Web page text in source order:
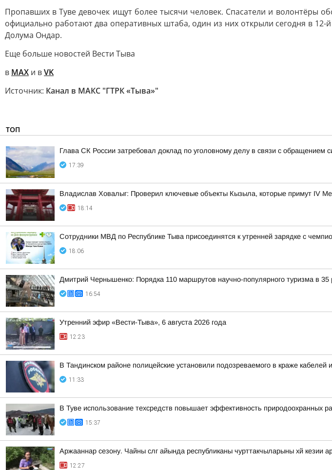
Пропавших в Туве девочек ищут более тысячи человек. Спасатели и волонтёры
официально работают два оперативных штаба, один из них открыли сегодня в
Долума Ондар.
Еще больше новостей Вести Тыва
в MAX и вVK
Источник: Канал в МАКС "ГТРК «Тыва»"
ТОП
Глава СК России затребовал доклад по уголовному делу в связи с обращением
17:39
Владислав Ховалыг: Проверил ключевые объекты Кызыла, которые примут IV
18:14
Сотрудники МВД по Республике Тыва присоединятся к утренней зарядке с
18:06
Дмитрий Чернышенко: Порядка 110 маршрутов научно-популярного туризма в 35
16:54
Утренний эфир «Вести-Тыва», 6 августа 2026 года
12:23
В Тандинском районе полицейские установили подозреваемого в краже кабелей
11:33
В Туве использование техсредств повышает эффективность природоохранных
15:37
Аржааннар сезону. Чайны слг айында республиканы чурттакчыларыны хй
12:27